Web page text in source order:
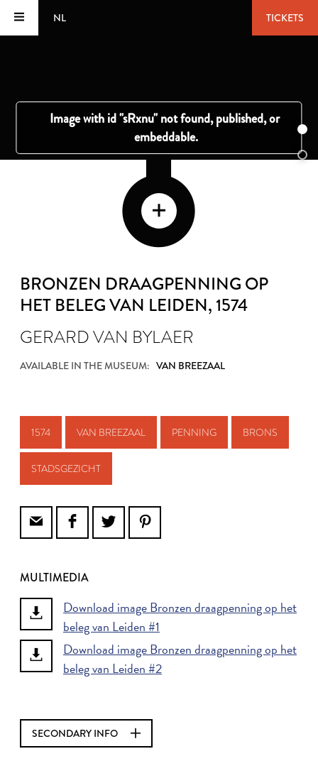
NL TICKETS
BRONZEN DRAAGPENNING OP
HET BELEG VAN LEIDEN, 1574
GERARD VAN BYLAER
AVAILABLE IN THE MUSEUM: VAN BREEZAAL
1574 VAN BREEZAAL PENNING BRONS
STADSGEZICHT
MULTIMEDIA
Download image Bronzen draagpenning op het
beleg van Leiden #1
Download image Bronzen draagpenning op het
beleg van Leiden #2
SECONDARY INFO